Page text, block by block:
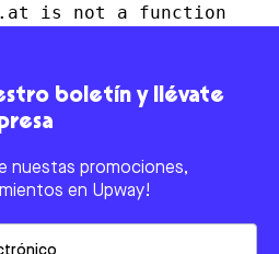
is not a function
boletín y llévate
nuestas promociones,
en Upway!